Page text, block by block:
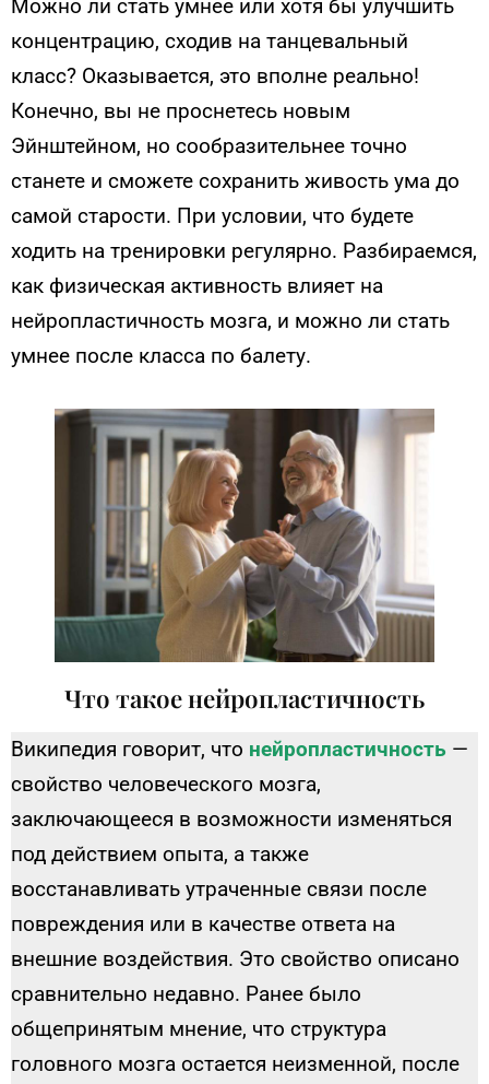
Можно ли стать умнее или хотя бы улучшить
концентрацию, сходив на танцевальный
класс? Оказывается, это вполне реально!
Конечно, вы не проснетесь новым
Эйнштейном, но сообразительнее точно
станете и сможете сохранить живость ума до
самой старости. При условии, что будете
ходить на тренировки регулярно. Разбираемся,
как физическая активность влияет на
нейропластичность мозга, и можно ли стать
умнее после класса по балету.
Что такое нейропластичность
Википедия говорит, что нейропластичность —
свойство человеческого мозга,
заключающееся в возможности изменяться
под действием опыта, а также
восстанавливать утраченные связи после
повреждения или в качестве ответа на
внешние воздействия. Это свойство описано
сравнительно недавно. Ранее было
общепринятым мнение, что структура
головного мозга остается неизменной, после